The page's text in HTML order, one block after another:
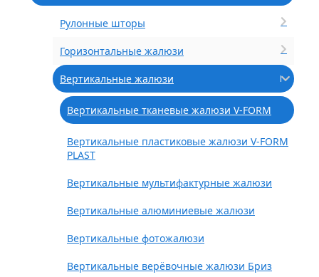
Рулонные шторы
Горизонтальные жалюзи
Вертикальные жалюзи
Вертикальные тканевые жалюзи V-FORM
Вертикальные пластиковые жалюзи V-FORM
PLAST
Вертикальные мультифактурные жалюзи
Вертикальные алюминиевые жалюзи
Вертикальные фотожалюзи
Вертикальные верёвочные жалюзи Бриз